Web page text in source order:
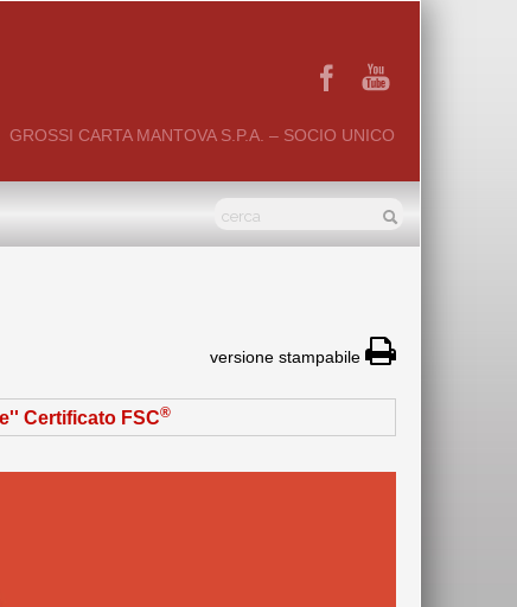
GROSSI CARTA MANTOVA S.P.A. – SOCIO UNICO
versione stampabile
Certificato FSC®